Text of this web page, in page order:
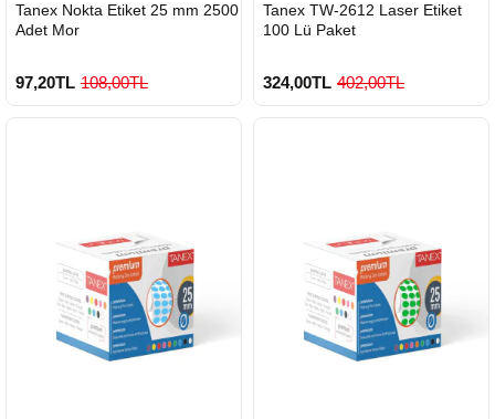
GÖNDERİ
Tanex Nokta Etiket 25 mm 2500
Adet Mor
97,20TL 108,00TL
GÖNDERİ
900 TL Üzeri Kargo Ücretsiz
Tanex TW-2612 Laser Etiket
100 Lü Paket
324,00TL 402,00TL